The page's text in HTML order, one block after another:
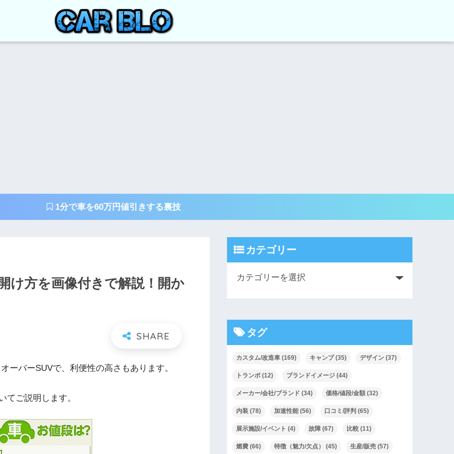
1分で車を60万円値引きする裏技
け方を画像付きで解説！開か
ーバーSUVで、利便性の高さもあります。
てご説明します。
カテゴリー
タグ
カスタム/改造車 (169) キャンプ(35) デザイン (37)
トランポ (12) ブランドイメージ (44)
メーカー/会社/ブランド (34) 価格/値段/金額 (32)
内装 (78) 加速性能 (56) 口コミ/評判 (65)
展示施設/イベント (4) 故障 (67) 比較 (11)
燃費 (66) 特徴（魅力/欠点） (45) 生産/販売 (57)